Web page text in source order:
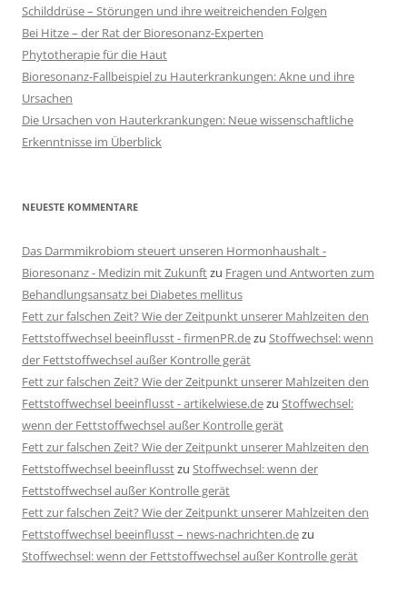
Schilddrüse – Störungen und ihre weitreichenden Folgen
Bei Hitze – der Rat der Bioresonanz-Experten
Phytotherapie für die Haut
Bioresonanz-Fallbeispiel zu Hauterkrankungen: Akne und ihre
Ursachen
Die Ursachen von Hauterkrankungen: Neue wissenschaftliche
Erkenntnisse im Überblick
NEUESTE KOMMENTARE
Das Darmmikrobiom steuert unseren Hormonhaushalt -
Bioresonanz - Medizin mit Zukunftzu Fragen und Antworten zum
Behandlungsansatz bei Diabetes mellitus
Fett zur falschen Zeit? Wie der Zeitpunkt unserer Mahlzeiten den
Fettstoffwechsel beeinflusst - firmenPR.dezu Stoffwechsel: wenn
der Fettstoffwechsel außer Kontrolle gerät
Fett zur falschen Zeit? Wie der Zeitpunkt unserer Mahlzeiten den
Fettstoffwechsel beeinflusst - artikelwiese.dezu Stoffwechsel:
wenn der Fettstoffwechsel außer Kontrolle gerät
Fett zur falschen Zeit? Wie der Zeitpunkt unserer Mahlzeiten den
Fettstoffwechsel beeinflusstzu Stoffwechsel: wenn der
Fettstoffwechsel außer Kontrolle gerät
Fett zur falschen Zeit? Wie der Zeitpunkt unserer Mahlzeiten den
Fettstoffwechsel beeinflusst – news-nachrichten.dezu
Stoffwechsel: wenn der Fettstoffwechsel außer Kontrolle gerät